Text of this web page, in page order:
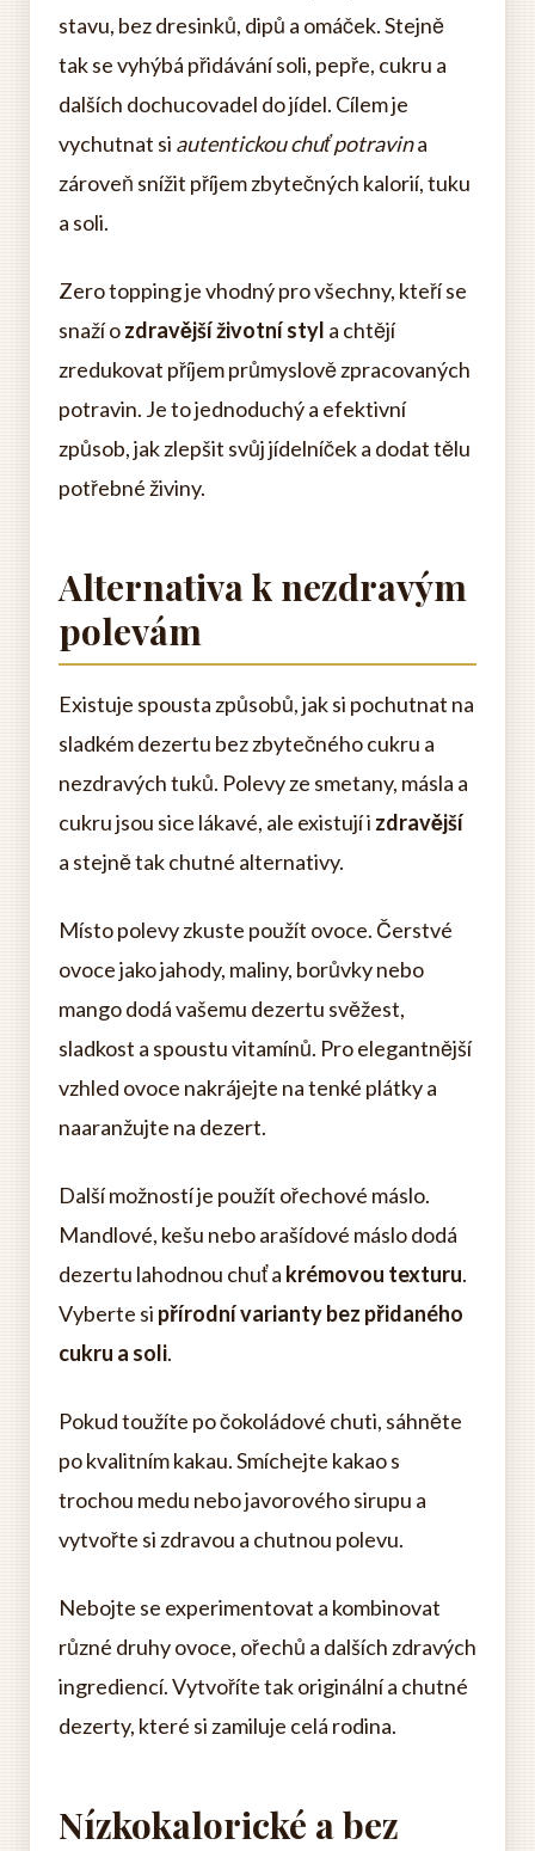
stavu, bez dresinků, dipů a omáček. Stejně
tak se vyhýbá přidávání soli, pepře, cukru a
dalších dochucovadel do jídel. Cílem je
vychutnat si autentickou chuť potravina
zároveň snížit příjem zbytečných kalorií, tuku
a soli.
Zero topping je vhodný pro všechny, kteří se
snaží ozdravější životní styl a chtějí
zredukovat příjem průmyslově zpracovaných
potravin. Je to jednoduchý a efektivní
způsob, jak zlepšit svůj jídelníček a dodat tělu
potřebné živiny.
Alternativa k nezdravým
polevám
Existuje spousta způsobů, jak si pochutnat na
sladkém dezertu bez zbytečného cukru a
nezdravých tuků. Polevy ze smetany, másla a
cukru jsou sice lákavé, ale existují i zdravější
a stejně tak chutné alternativy.
Místo polevy zkuste použít ovoce. Čerstvé
ovoce jako jahody, maliny, borůvky nebo
mango dodá vašemu dezertu svěžest,
sladkost a spoustu vitamínů. Pro elegantnější
vzhled ovoce nakrájejte na tenké plátky a
naaranžujte na dezert.
Další možností je použít ořechové máslo.
Mandlové, kešu nebo arašídové máslo dodá
dezertu lahodnou chuť a krémovou texturu.
Vyberte si přírodní varianty bez přidaného
cukru a soli.
Pokud toužíte po čokoládové chuti, sáhněte
po kvalitním kakau. Smíchejte kakao s
trochou medu nebo javorového sirupu a
vytvořte si zdravou a chutnou polevu.
Nebojte se experimentovat a kombinovat
různé druhy ovoce, ořechů a dalších zdravých
ingrediencí. Vytvoříte tak originální a chutné
dezerty, které si zamiluje celá rodina.
Nízkokalorické a bez